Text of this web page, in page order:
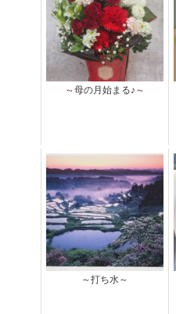
～母の月始まる♪～
～打ち水～